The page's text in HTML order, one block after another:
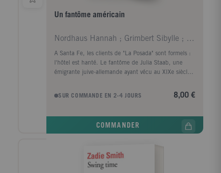
Un fantôme américain
Nordhaus Hannah ; Grimbert Sibylle ; Georgesco Flo
A Santa Fe, les clients de "La Posada" sont formels :
l'hôtel est hanté. Le fantôme de Julia Staab, une
émigrante juive-allemande ayant vécu au XIXe siècle,
réclame-t-il justice ? Nul ne le sait. Sauf Hannah
dernier hommage qui, peut-être, permettra à Julia de
SUR COMMANDE EN 2-4 JOURS 8,00 €
COMMANDER